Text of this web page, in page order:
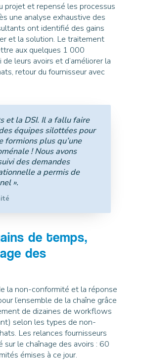
projet et repensé les processus
une analyse exhaustive des
ont identifié des gains
et la solution. Le traitement
aux quelques 1 000
leurs avoirs et d’améliorer la
retour du fournisseur avec
et la DSI. Il a fallu faire
équipes silottées pour
plus qu’une
! Nous avons
des demandes
a permis de
».
de temps,
des
la non-conformité et la réponse
l’ensemble de la chaîne grâce
de dizaines de workflows
selon les types de non-
Les relances fournisseurs
le chaînage des avoirs : 60
émises à ce jour.